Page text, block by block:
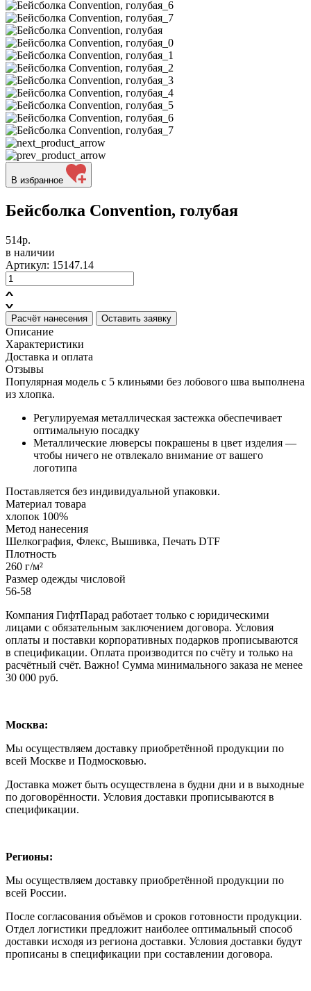
В избранное
Бейсболка Convention, голубая
514р.
в наличии
Артикул: 15147.14
Расчёт нанесения Оставить заявку
Описание
Характеристики
Доставка и оплата
Отзывы
Популярная модель с 5 клиньями без лобового шва выполнена
из хлопка.
Регулируемая металлическая застежка обеспечивает
оптимальную посадку
Металлические люверсы покрашены в цвет изделия —
чтобы ничего не отвлекало внимание от вашего
логотипа
Поставляется без индивидуальной упаковки.
Материал товара
хлопок 100%
Метод нанесения
Шелкография, Флекс, Вышивка, Печать DTF
Плотность
260 г/м²
Размер одежды числовой
56-58
Компания ГифтПарад работает только с юридическими
лицами с обязательным заключением договора. Условия
оплаты и поставки корпоративных подарков прописываются
в спецификации. Оплата производится по счёту и только на
расчётный счёт. Важно! Сумма минимального заказа не менее
30 000 руб.
Москва:
Мы осуществляем доставку приобретённой продукции по
всей Москве и Подмосковью.
Доставка может быть осуществлена в будни дни и в выходные
по договорённости. Условия доставки прописываются в
спецификации.
Регионы:
Мы осуществляем доставку приобретённой продукции по
всей России.
После согласования объёмов и сроков готовности продукции.
Отдел логистики предложит наиболее оптимальный способ
доставки исходя из региона доставки. Условия доставки будут
прописаны в спецификации при составлении договора.